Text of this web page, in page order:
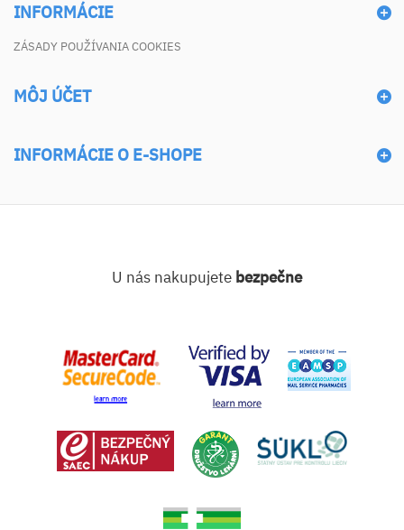
INFORMÁCIE
ZÁSADY POUŽÍVANIA COOKIES
MÔJ ÚČET
INFORMÁCIE O E-SHOPE
U nás nakupujete bezpečne